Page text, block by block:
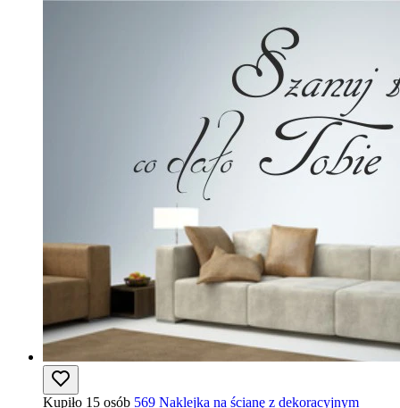
Kupiło 15 osób 569 Naklejka na ścianę z dekoracyjnym